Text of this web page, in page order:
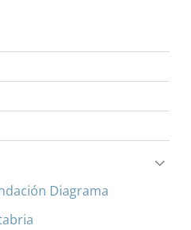
Diagrama